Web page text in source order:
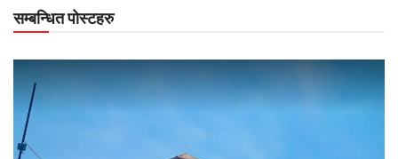
सम्बन्धित पोस्टहरु